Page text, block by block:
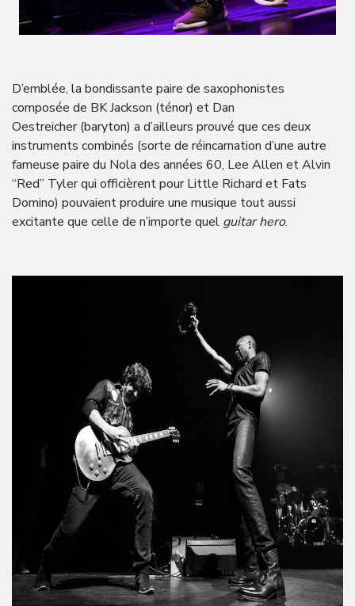
D’emblée, la bondissante paire de saxophonistes
composée de BK Jackson (ténor) et Dan
Oestreicher (baryton) a d’ailleurs prouvé que ces deux
instruments combinés (sorte de réincarnation d’une autre
fameuse paire du Nola des années 60, Lee Allen et Alvin
“Red” Tyler qui officièrent pour Little Richard et Fats
Domino) pouvaient produire une musique tout aussi
excitante que celle de n’importe quel guitar hero.